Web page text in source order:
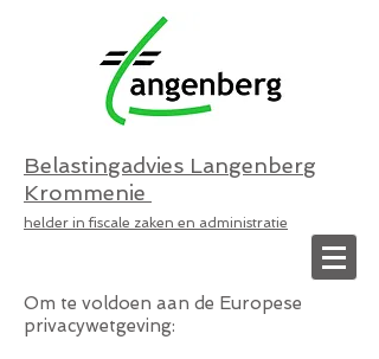
Belastingadvies Langenberg
Krommenie
helder in fiscale zaken en administratie
Om te voldoen aan de Europese
privacywetgeving: